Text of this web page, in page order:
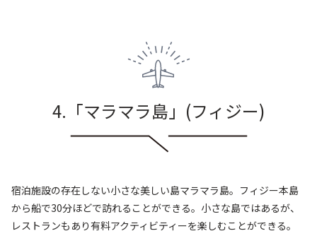
4.「マラマラ島 」 (フィジー)
宿泊施設の存在しない小さな美しい島マラマラ島。フィジー本島
から船で30分ほどで訪れることができる。小さな島ではあるが、
レストランもあり有料アクティビティーを楽しむことができる。